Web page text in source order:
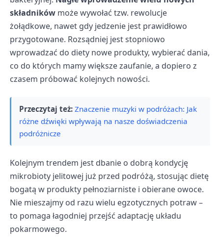
składników może wywołać tzw. rewolucje
żołądkowe, nawet gdy jedzenie jest prawidłowo
przygotowane. Rozsądniej jest stopniowo
wprowadzać do diety nowe produkty, wybierać dania,
co do których mamy większe zaufanie, a dopiero z
czasem próbować kolejnych nowości.
Przeczytaj też: Znaczenie muzyki w podróżach: Jak
różne dźwięki wpływają na nasze doświadczenia
podróżnicze
Kolejnym trendem jest dbanie o dobrą kondycję
mikrobioty jelitowej już przed podróżą, stosując dietę
bogatą w produkty pełnoziarniste i obierane owoce.
Nie mieszajmy od razu wielu egzotycznych potraw –
to pomaga łagodniej przejść adaptację układu
pokarmowego.